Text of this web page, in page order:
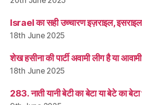
Israel का सही उच्चारण इज़राइल,
18th June 2025
शेख हसीना की पार्टी अवामी लीग है या
18th June 2025
283. नाती यानी बेटी का बेटा या बेटे का बेटा